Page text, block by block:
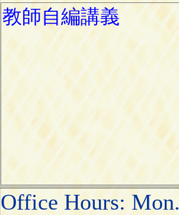
Office Hours: